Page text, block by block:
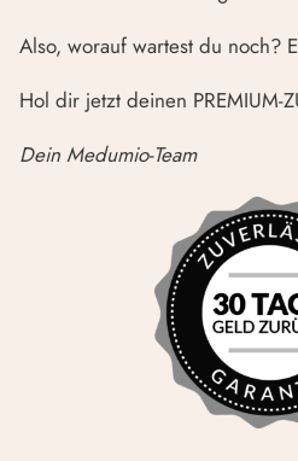
Also, worauf wartest du noch?
Hol dir jetzt deinen PREMIUM-
Dein Medumio-Team